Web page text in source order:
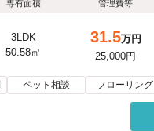
専有面積
管理費等
3LDK
50.58㎡
31.5万円
25,000円
ペット相談 フローリング